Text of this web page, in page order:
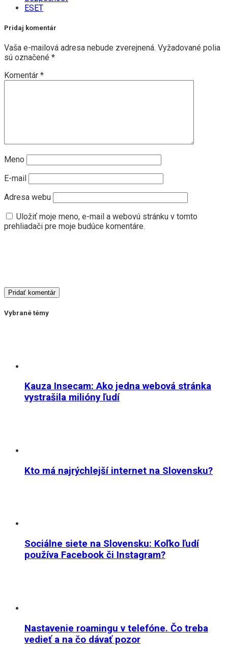
ESET
Pridaj komentár
Vaša e-mailová adresa nebude zverejnená. Vyžadované polia
sú označené *
Komentár *
Meno
E-mail
Adresa webu
Uložiť moje meno, e-mail a webovú stránku v tomto
prehliadači pre moje budúce komentáre.
Vybrané témy
Kauza Insecam: Ako jedna webová stránka
vystrašila milióny ľudí
Kto má najrýchlejší internet na Slovensku?
Sociálne siete na Slovensku: Koľko ľudí
používa Facebook či Instagram?
Nastavenie roamingu v telefóne. Čo treba
vedieť a na čo dávať pozor